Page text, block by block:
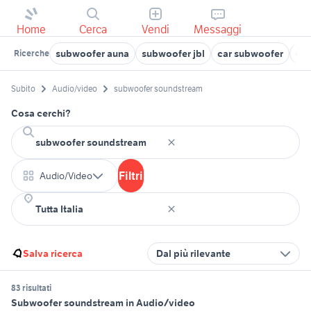
Home Cerca Vendi Messaggi
Ricerche subwoofer auna subwoofer jbl car subwoofer
Subito Audio/video subwoofer soundstream
Cosa cerchi?
Audio/Video Filtri
Salva ricerca Dal più rilevante
83 risultati
Subwoofer soundstream in Audio/video